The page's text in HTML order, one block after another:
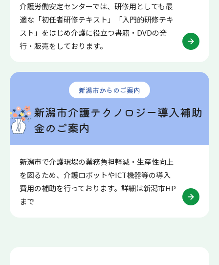
介護労働安定センターでは、研修用としても最
適な「初任者研修テキスト」「入門的研修テキ
スト」をはじめ介護に役立つ書籍・DVDの発
行・販売をしております。
新潟市からのご案内
新潟市介護テクノロジー導入補助
金のご案内
新潟市で介護現場の業務負担軽減・生産性向上
を図るため、介護ロボットやICT機器等の導入
費用の補助を行っております。詳細は新潟市HP
まで